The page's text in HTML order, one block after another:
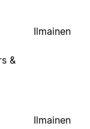
&
Ilmainen
Ilmainen